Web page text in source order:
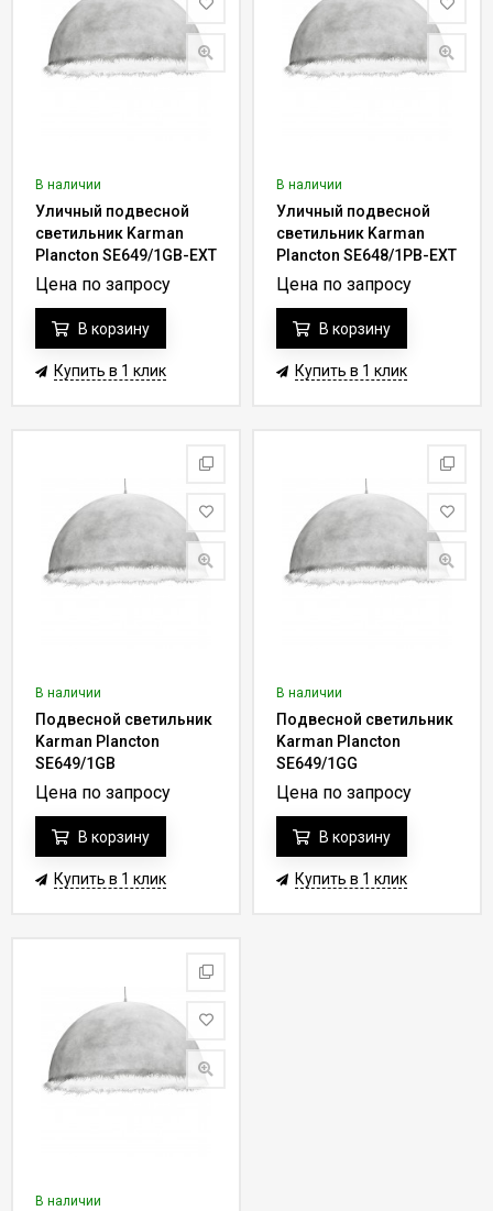
В наличии
Уличный подвесной
светильник Karman
Plancton SE649/1GB-EXT
Цена по запросу
В корзину
Купить в 1 клик
В наличии
Уличный подвесной
светильник Karman
Plancton SE648/1PB-EXT
Цена по запросу
В корзину
Купить в 1 клик
В наличии
Подвесной светильник
Karman Plancton
SE649/1GB
Цена по запросу
В корзину
Купить в 1 клик
В наличии
Подвесной светильник
Karman Plancton
SE649/1GG
Цена по запросу
В корзину
Купить в 1 клик
В наличии